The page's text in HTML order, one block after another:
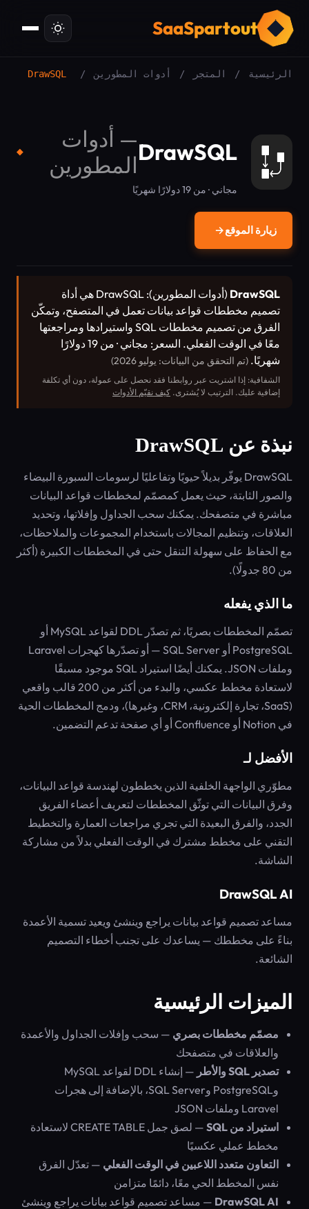
SaaSpartout
الرئيسية / المتجر / أدوات المطورين /
DrawSQL
DrawSQL
— أدوات
المطورين
◆
مجاني · من 19 دولارًا شهريًا
زيارة الموقع→
DrawSQL
(أدوات المطورين): DrawSQL هي أداة
تصميم مخططات قواعد بيانات تعمل في المتصفح، وتمكّن
الفرق من تصميم مخططات SQL واستيرادها ومراجعتها
معًا في الوقت الفعلي. السعر: مجاني · من 19 دولارًا
شهريًا. (تم التحقق من البيانات: يوليو 2026)
الشفافية: إذا اشتريت عبر روابطنا فقد نحصل على عمولة، دون أي تكلفة
إضافية عليك. الترتيب لا يُشترى. كيف نقيّم الأدوات
نبذة عن DrawSQL
DrawSQL يوفّر بديلاً حيويًا وتفاعليًا لرسومات السبورة البيضاء
والصور الثابتة، حيث يعمل كمصمّم لمخططات قواعد البيانات
مباشرة في متصفحك. يمكنك سحب الجداول وإفلاتها، وتحديد
العلاقات، وتنظيم المجالات باستخدام المجموعات والملاحظات،
مع الحفاظ على سهولة التنقل حتى في المخططات الكبيرة (أكثر
من 80 جدولًا).
ما الذي يفعله
تصمّم المخططات بصريًا، ثم تصدّر DDL لقواعد MySQL أو
PostgreSQL أو SQL Server — أو تصدّرها كهجرات Laravel
وملفات JSON. يمكنك أيضًا استيراد SQL موجود مسبقًا
لاستعادة مخطط عكسي، والبدء من أكثر من 200 قالب واقعي
(SaaS، تجارة إلكترونية، CRM، وغيرها)، ودمج المخططات الحية
في Notion أو Confluence أو أي صفحة تدعم التضمين.
الأفضل لـ
مطوّري الواجهة الخلفية الذين يخططون لهندسة قواعد البيانات،
وفرق البيانات التي توثّق المخططات لتعريف أعضاء الفريق
الجدد، والفرق البعيدة التي تجري مراجعات العمارة والتخطيط
التقني على مخطط مشترك في الوقت الفعلي بدلاً من مشاركة
الشاشة.
DrawSQL AI
مساعد تصميم قواعد بيانات يراجع وينشئ ويعيد تسمية الأعمدة
بناءً على مخططك — يساعدك على تجنب أخطاء التصميم
الشائعة.
الميزات الرئيسية
مصمّم مخططات بصري — سحب وإفلات الجداول والأعمدة
والعلاقات في متصفحك
تصدير SQL والأطر
— إنشاء DDL لقواعد MySQL
وPostgreSQL وSQL Server، بالإضافة إلى هجرات
Laravel وملفات JSON
استيراد من SQL
— لصق جمل CREATE TABLE لاستعادة
مخطط عملي عكسيًا
التعاون متعدد اللاعبين في الوقت الفعلي — تعدّل الفرق
نفس المخطط الحي معًا، دائمًا متزامن
DrawSQL AI — مساعد تصميم قواعد بيانات يراجع وينشئ